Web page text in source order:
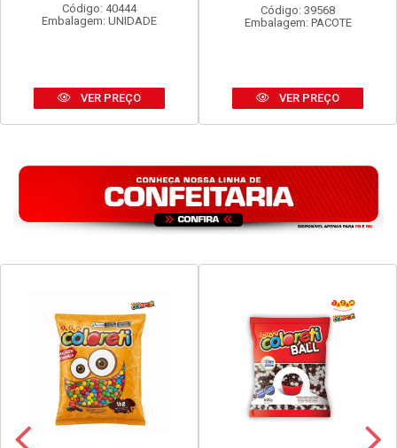
Código: 40444
Embalagem: UNIDADE
VER PREÇO
Código: 39568
Embalagem: PACOTE
VER PREÇO